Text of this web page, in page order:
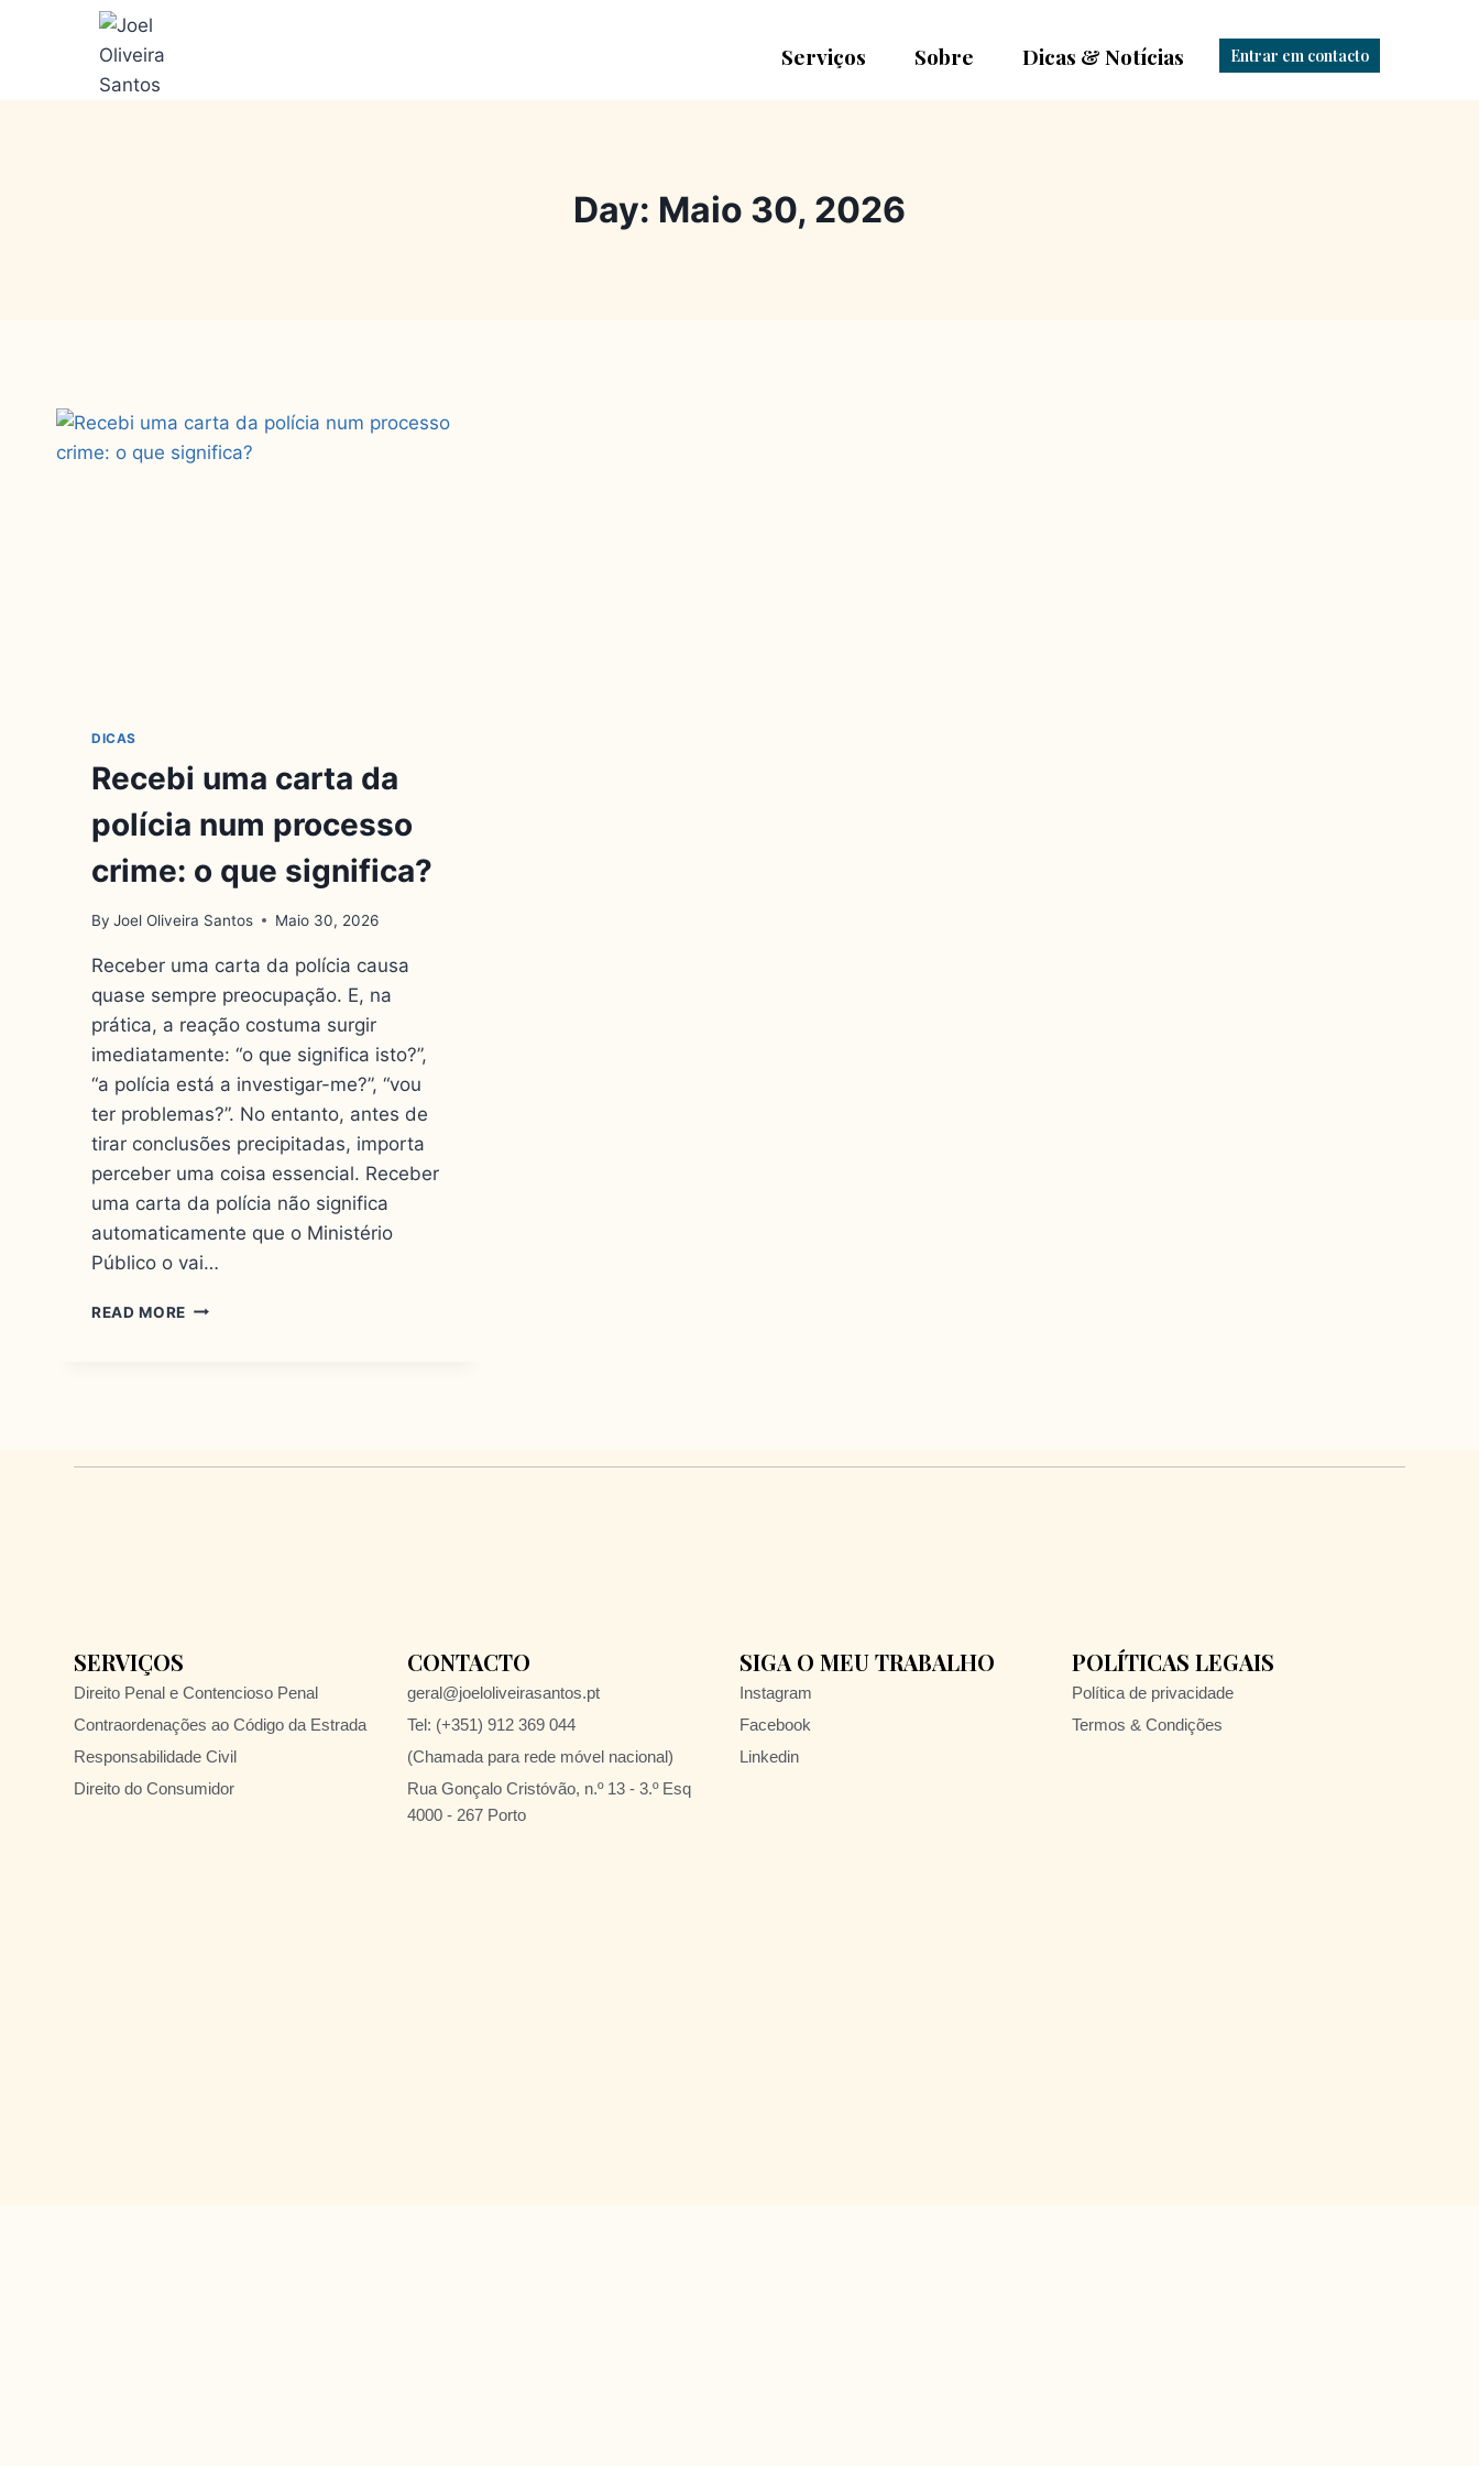
Serviços Sobre Dicas & Notícias Entrar em contacto
Day: Maio 30, 2026
DICAS
Recebi uma carta da
polícia num processo
crime: o que significa?
By Joel Oliveira Santos Maio 30, 2026
Receber uma carta da polícia causa
quase sempre preocupação. E, na
prática, a reação costuma surgir
imediatamente: “o que significa isto?”,
“a polícia está a investigar-me?”, “vou
ter problemas?”. No entanto, antes de
tirar conclusões precipitadas, importa
perceber uma coisa essencial. Receber
uma carta da polícia não significa
automaticamente que o Ministério
Público o vai…
READ MORE
SERVIÇOS
Direito Penal e Contencioso Penal
Contraordenações ao Código da Estrada
Responsabilidade Civil
Direito do Consumidor
CONTACTO
geral@joeloliveirasantos.pt
Tel: (+351) 912 369 044
(Chamada para rede móvel nacional)
Rua Gonçalo Cristóvão, n.º 13 - 3.º Esq
4000 - 267 Porto
SIGA O MEU TRABALHO
Instagram
Facebook
Linkedin
POLÍTICAS LEGAIS
Política de privacidade
Termos & Condições